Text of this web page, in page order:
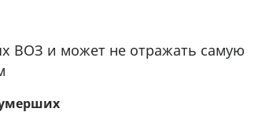
ВOЗ и может не отражать самую